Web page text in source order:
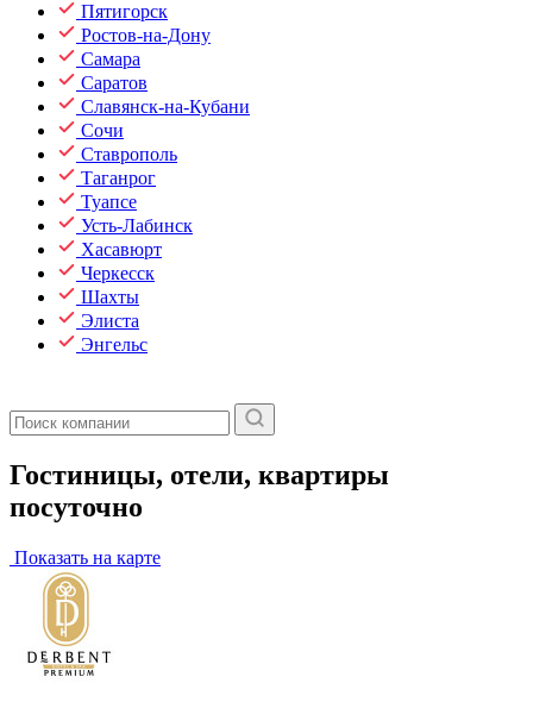
Пятигорск
Ростов-на-Дону
Самара
Саратов
Славянск-на-Кубани
Сочи
Ставрополь
Таганрог
Туапсе
Усть-Лабинск
Хасавюрт
Черкесск
Шахты
Элиста
Энгельс
Гостиницы, отели, квартиры
посуточно
Показать на карте